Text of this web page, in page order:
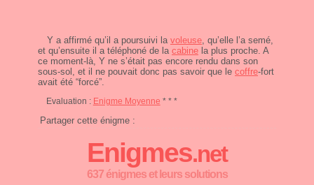
Y a affirmé qu’il a poursuivi la voleuse , qu’elle l’a semé,
et qu’ensuite il a téléphoné de la cabine la plus proche. A
ce moment-là, Y ne s’était pas encore rendu dans son
sous-sol, et il ne pouvait donc pas savoir que le coffre-fort
avait été “forcé”.
Evaluation : Enigme Moyenne * * *
Partager cette énigme :
Enigmes.net
637 énigmes et leurs solutions